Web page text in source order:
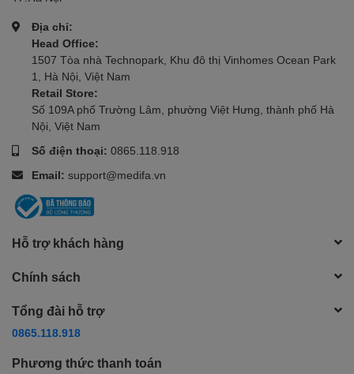
Địa chỉ:
Head Office:
1507 Tòa nhà Technopark, Khu đô thị Vinhomes Ocean Park
1, Hà Nội, Việt Nam
Retail Store:
Số 109A phố Trường Lâm, phường Việt Hưng, thành phố Hà
Nội, Việt Nam
Số điện thoại: 0865.118.918
Email: support@medifa.vn
Hỗ trợ khách hàng
Chính sách
Tổng đài hỗ trợ
0865.118.918
Phương thức thanh toán